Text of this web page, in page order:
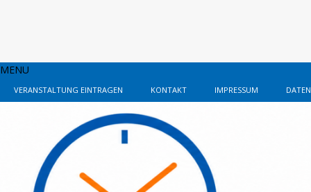
MENU
VERANSTALTUNG EINTRAGEN KONTAKT IMPRESSUM